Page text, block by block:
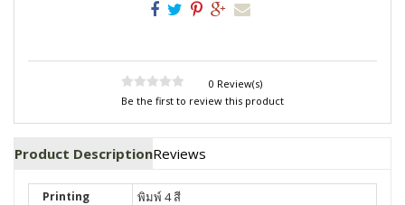
0 Review(s)
Be the first to review this product
Product DescriptionReviews
Printing พิมพ์ 4 สี